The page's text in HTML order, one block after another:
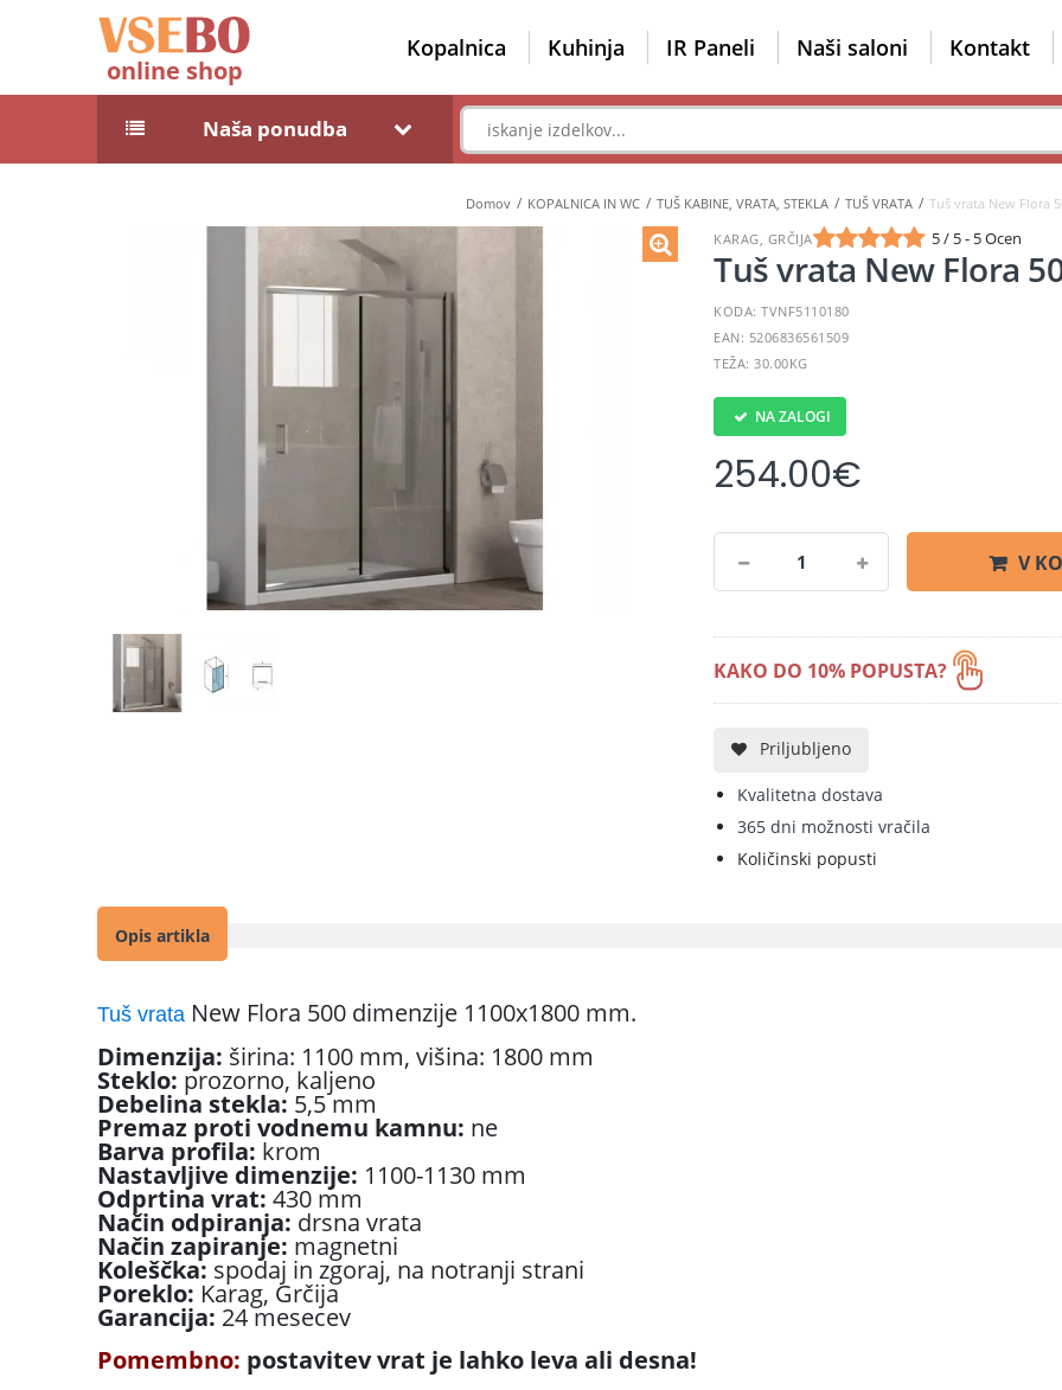
online shop
Kopalnica Kuhinja IR Paneli Naši saloni Kontakt
Naša ponudba
Domov KOPALNICA IN WC TUŠ KABINE, VRATA, STEKLA TUŠ VRATA
Tuš vrata New Flora
KARAG, GRČIJA
5 / 5 - 5 Ocen
Tuš vrata New Flora
KODA: TVNF5110180
EAN: 5206836561509
TEŽA: 30.00KG
NA ZALOGI
254.00€
V
KAKO DO 10% POPUSTA?
Priljubljeno
Kvalitetna dostava
365 dni možnosti vračila
Količinski popusti
Opis artikla
Tuš vrata New Flora 500 dimenzije 1100x1800 mm.
Dimenzija: širina: 1100 mm, višina: 1800 mm
Steklo: prozorno, kaljeno
Debelina stekla: 5,5 mm
Premaz proti vodnemu kamnu: ne
Barva profila: krom
Nastavljive dimenzije: 1100-1130 mm
Odprtina vrat: 430 mm
Način odpiranja: drsna vrata
Način zapiranje: magnetni
Koleščka: spodaj in zgoraj, na notranji strani
Poreklo: Karag, Grčija
Garancija: 24 mesecev
Pomembno: postavitev vrat je lahko leva ali desna!